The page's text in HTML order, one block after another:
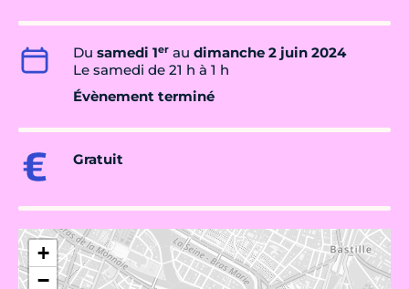
Du samedi 1er au dimanche 2 juin 2024
Le samedi de 21 h à 1 h
Évènement terminé
Gratuit
+
−